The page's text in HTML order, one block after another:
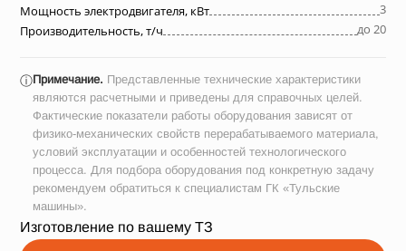
Мощность электродвигателя, кВт
3
Производительность, т/ч
до 20
ⓘПримечание. Представленные технические характеристики
являются расчетными и приведены для справочных целей.
Фактические показатели работы оборудования зависят от
физико-механических свойств перерабатываемого материала,
условий эксплуатации и особенностей технологического
процесса. Для подбора оборудования под конкретную задачу
рекомендуем обратиться к специалистам ГК «Тульские
машины».
Изготовление по вашему ТЗ